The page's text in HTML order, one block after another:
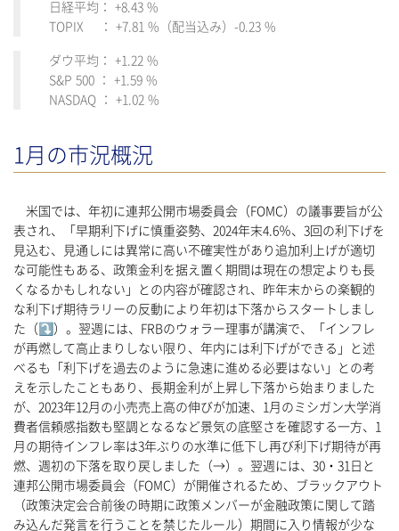
日経平均： +8.43 %
TOPIX ： +7.81 %（配当込み）-0.23 %
ダウ平均： +1.22 %
S&P 500 ： +1.59 %
NASDAQ ： +1.02 %
1月の市況概況
米国では、年初に連邦公開市場委員会（FOMC）の議事要旨が公
表され、「早期利下げに慎重姿勢、2024年末4.6％、3回の利下げを
見込む、見通しには異常に高い不確実性があり追加利上げが適切
な可能性もある、政策金利を据え置く期間は現在の想定よりも長
くなるかもしれない」との内容が確認され、昨年末からの楽観的
な利下げ期待ラリーの反動により年初は下落からスタートしまし
た（⤵）。翌週には、FRBのウォラー理事が講演で、「インフレ
が再燃して高止まりしない限り、年内には利下げができる」と述
べるも「利下げを過去のように急速に進める必要はない」との考
えを示したこともあり、長期金利が上昇し下落から始まりました
が、2023年12月の小売売上高の伸びが加速、1月のミシガン大学消
費者信頼感指数も堅調となるなど景気の底堅さを確認する一方、1
月の期待インフレ率は3年ぶりの水準に低下し再び利下げ期待が再
燃、週初の下落を取り戻しました（→）。翌週には、30・31日と
連邦公開市場委員会（FOMC）が開催されるため、ブラックアウト
（政策決定会合前後の時期に政策メンバーが金融政策に関して踏
み込んだ発言を行うことを禁じたルール）期間に入り情報が少な